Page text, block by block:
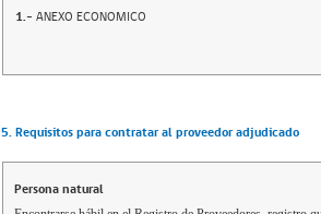
1.- ANEXO ECONOMICO
5. Requisitos para contratar al proveedor adjudicado
Persona natural